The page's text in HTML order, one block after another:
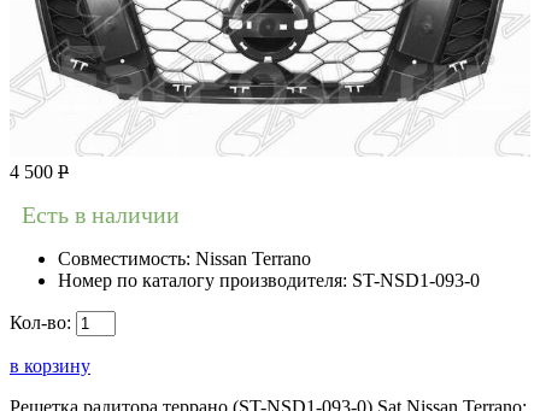
4 500 Р
Есть в наличии
Совместимость: Nissan Terrano
Номер по каталогу производителя: ST-NSD1-093-0
Кол-во:
в корзину
Решетка радитора террано (ST-NSD1-093-0) Sat Nissan Terrano;